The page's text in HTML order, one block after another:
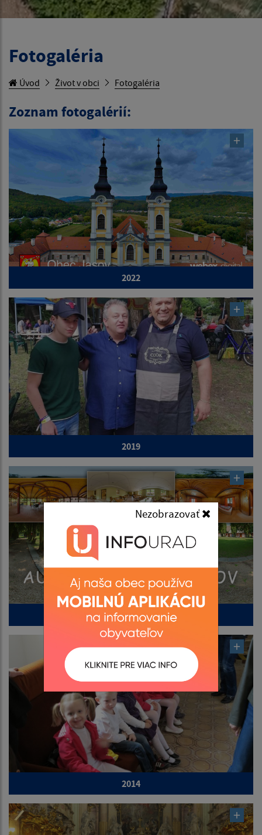
Nezobrazovať
Fotogaléria
Úvod Život v obci Fotogaléria
Zoznam fotogalérií:
2022
2019
2015
2014